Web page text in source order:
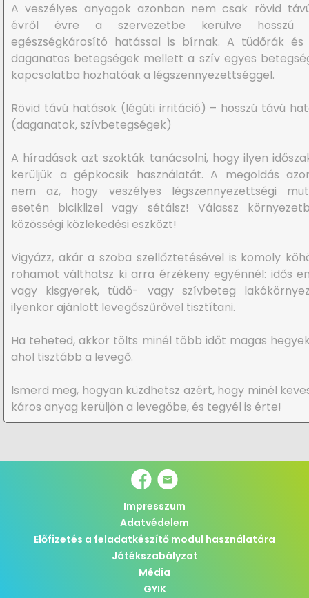
A veszélyes anyagok azonban nem csak rövid
évről évre a szervezetbe kerülve hosszú
egészségkárosító hatással is bírnak. A tüdőrák és
daganatos betegségek mellett a szív egyes
kapcsolatba hozhatóak a légszennyezettséggel.
Rövid távú hatások (légúti irritáció) – hosszú távú
(daganatok, szívbetegségek)
A híradások azt szokták tanácsolni, hogy ilyen
kerüljük a gépkocsik használatát. A megoldás
nem az, hogy veszélyes légszennyezettségi
esetén biciklizel vagy sétálsz! Válassz
közösségi közlekedési eszközt!
Vigyázz, akár a szoba szellőztetésével is komoly
rohamot válthatsz ki arra érzékeny egyénnél: idős
vagy kisgyerek, tüdő- vagy szívbeteg
ilyenkor ajánlott levegőszűrővel tisztítani.
Ha teheted, akkor tölts minél több időt magas
ahol tisztább a levegő.
Ismerd meg, hogyan küzdhetsz azért, hogy minél
káros anyag kerüljön a levegőbe, és tegyél is érte!
Impresszum
Adatvédelem
Előfizetés a feladatkészítő modul használatára
Játékszabályzat
Média
GYIK